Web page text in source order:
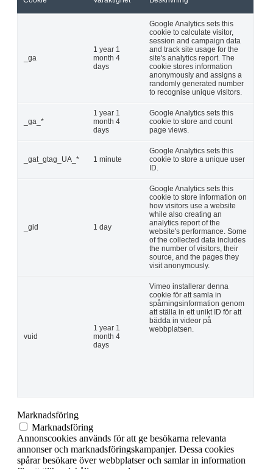
_ga
1 year 1
month 4
days
Google Analytics sets this
cookie to calculate visitor,
session and campaign data
and track site usage for the
site's analytics report. The
cookie stores information
anonymously and assigns a
randomly generated number
to recognise unique visitors.
_ga_*
1 year 1
month 4
days
Google Analytics sets this
cookie to store and count
page views.
_gat_gtag_UA_* 1 minute
Google Analytics sets this
cookie to store a unique user
ID.
_gid 1 day
Google Analytics sets this
cookie to store information on
how visitors use a website
while also creating an
analytics report of the
website's performance. Some
of the collected data includes
the number of visitors, their
source, and the pages they
visit anonymously.
vuid
1 year 1
month 4
days
Vimeo installerar denna
cookie för att samla in
spårningsinformation genom
att ställa in ett unikt ID för att
bädda in videor på
webbplatsen.
Marknadsföring
Marknadsföring
Annonscookies används för att ge besökarna relevanta
annonser och marknadsföringskampanjer. Dessa cookies
spårar besökare över webbplatser och samlar in information